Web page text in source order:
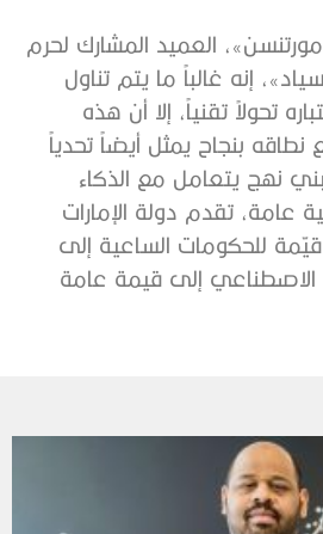
العميد المشارك لحرم
إنه غالباً ما يتم تناول
تحولاً تقنياً، إلا أن هذه
نطاقه بنجاح يمثل أيضاً تحدياً
نهج يتعامل مع الذكاء
عامة، تقدم دولة الإمارات
للحكومات الساعية إلى
الاصطناعي إلى قيمة عامة